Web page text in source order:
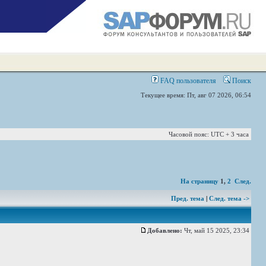
FAQ пользователя Поиск
Текущее время: Пт, авг 07 2026, 06:54
Часовой пояс: UTC + 3 часа
На страницу 1, 2 След.
Пред. тема | След. тема ->
Добавлено: Чт, май 15 2025, 23:34